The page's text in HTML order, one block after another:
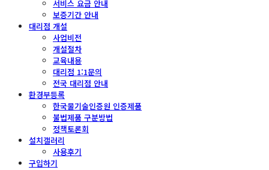
서비스 요금 안내
보증기간 안내
대리점 개설
사업비전
개설절차
교육내용
대리점 1:1문의
전국 대리점 안내
환경부등록
한국물기술인증원 인증제품
불법제품 구분방법
정책토론회
설치갤러리
사용후기
구입하기